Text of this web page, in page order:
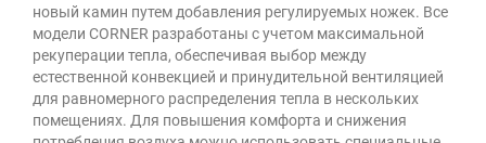
новый камин путем добавления регулируемых ножек. Все
модели CORNER разработаны с учетом максимальной
рекуперации тепла, обеспечивая выбор между
естественной конвекцией и принудительной вентиляцией
для равномерного распределения тепла в нескольких
помещениях. Для повышения комфорта и снижения